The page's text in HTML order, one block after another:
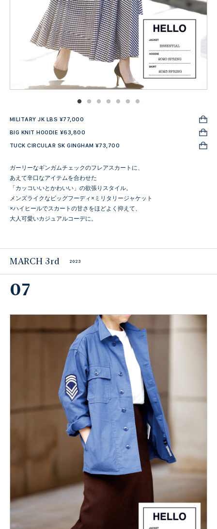
MILITARY JK LBS ¥77,000
BIG KNIT HOODIE ¥63,800
TUCK CIRCULAR SK GINGHAM ¥73,700
ガーリーなギンガムチェックのフレアスカートに、
あえて辛口なアイテムを合わせた
「カッコいいとかわいい」の欲張りスタイル。
メンズライクなビッグフーディ×ミリタリージャケット
×ハイヒールでスカートの甘さをほどよく抑えて、
大人可愛いカジュアルコーデに。
MARCH 3rd 2023
07